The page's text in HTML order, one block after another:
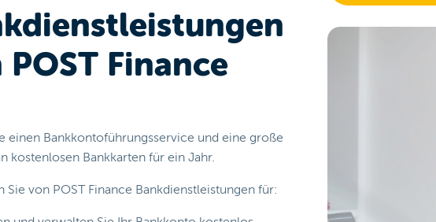
Finance
einen Bankkontoführungsservice und eine große
kostenlosen Bankkarten für ein Jahr.
Sie von POST Finance Bankdienstleistungen für: